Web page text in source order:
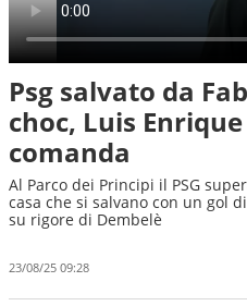
Psg salvato da
choc, Luis
comanda
Al Parco dei Principi il PSG
casa che si salvano con un gol
su rigore di Dembelè
23/08/25 09:28